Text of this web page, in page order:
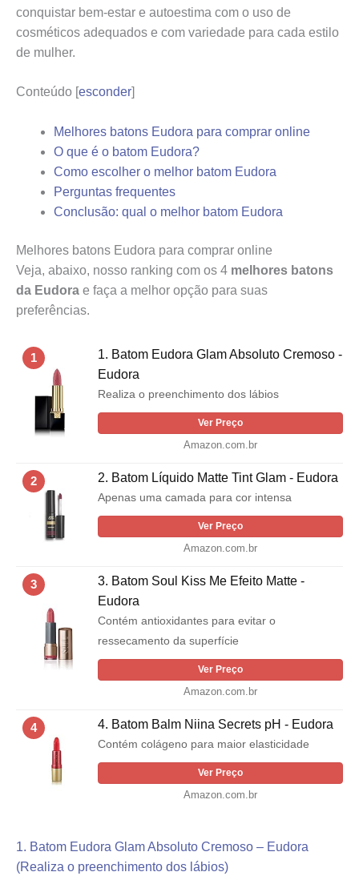
conquistar bem-estar e autoestima com o uso de
cosméticos adequados e com variedade para cada estilo
de mulher.
Conteúdo [esconder]
Melhores batons Eudora para comprar online
O que é o batom Eudora?
Como escolher o melhor batom Eudora
Perguntas frequentes
Conclusão: qual o melhor batom Eudora
Melhores batons Eudora para comprar online
Veja, abaixo, nosso ranking com os 4 melhores batons
da Eudora e faça a melhor opção para suas
preferências.
1
1. Batom Eudora Glam Absoluto Cremoso -
Eudora
Realiza o preenchimento dos lábios
Ver Preço
Amazon.com.br
2 2. Batom Líquido Matte Tint Glam - Eudora
Apenas uma camada para cor intensa
Ver Preço
Amazon.com.br
3
3. Batom Soul Kiss Me Efeito Matte -
Eudora
Contém antioxidantes para evitar o
ressecamento da superfície
Ver Preço
Amazon.com.br
4 4. Batom Balm Niina Secrets pH - Eudora
Contém colágeno para maior elasticidade
Ver Preço
Amazon.com.br
1. Batom Eudora Glam Absoluto Cremoso – Eudora
(Realiza o preenchimento dos lábios)